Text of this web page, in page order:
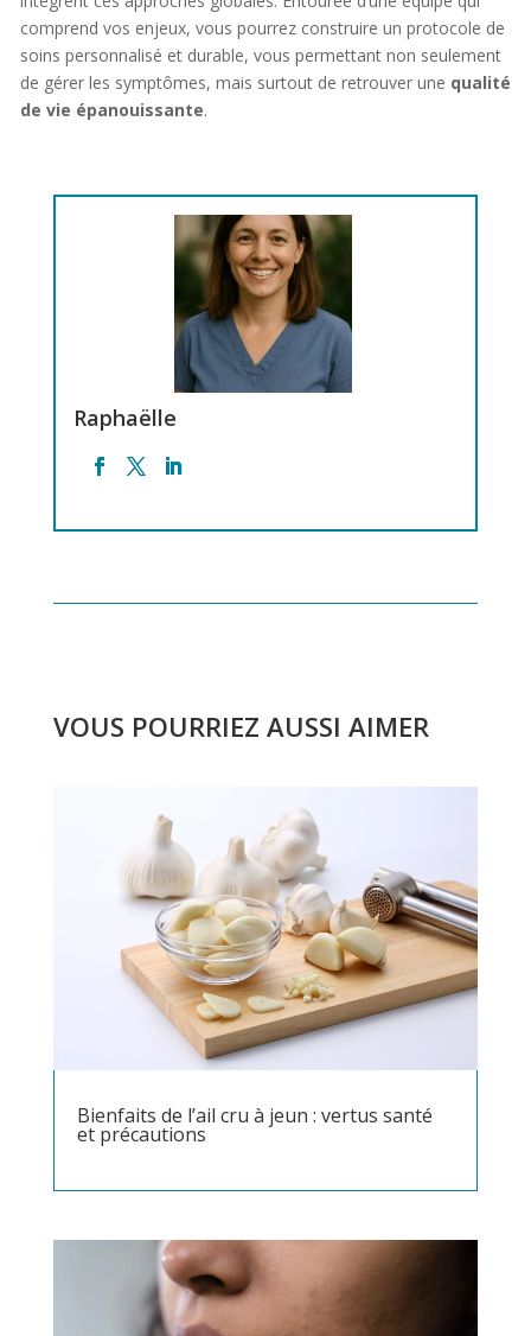
comprend vos enjeux, vous pourrez construire un protocole de
soins personnalisé et durable, vous permettant non seulement
de gérer les symptômes, mais surtout de retrouver une qualité
de vie épanouissante.
Raphaëlle
VOUS POURRIEZ AUSSI AIMER
Bienfaits de l’ail cru à jeun : vertus santé
et précautions